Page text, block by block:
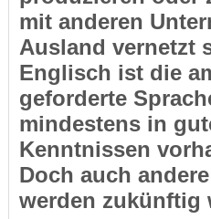
mit anderen
Ausland vernetzt
Englisch ist die
geforderte
mindestens in
Kenntnissen
Doch auch
werden zukünftig